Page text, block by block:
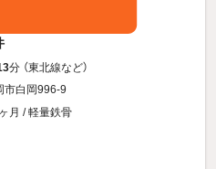
分 （東北線など）
市白岡996-9
月 / 軽量鉄骨